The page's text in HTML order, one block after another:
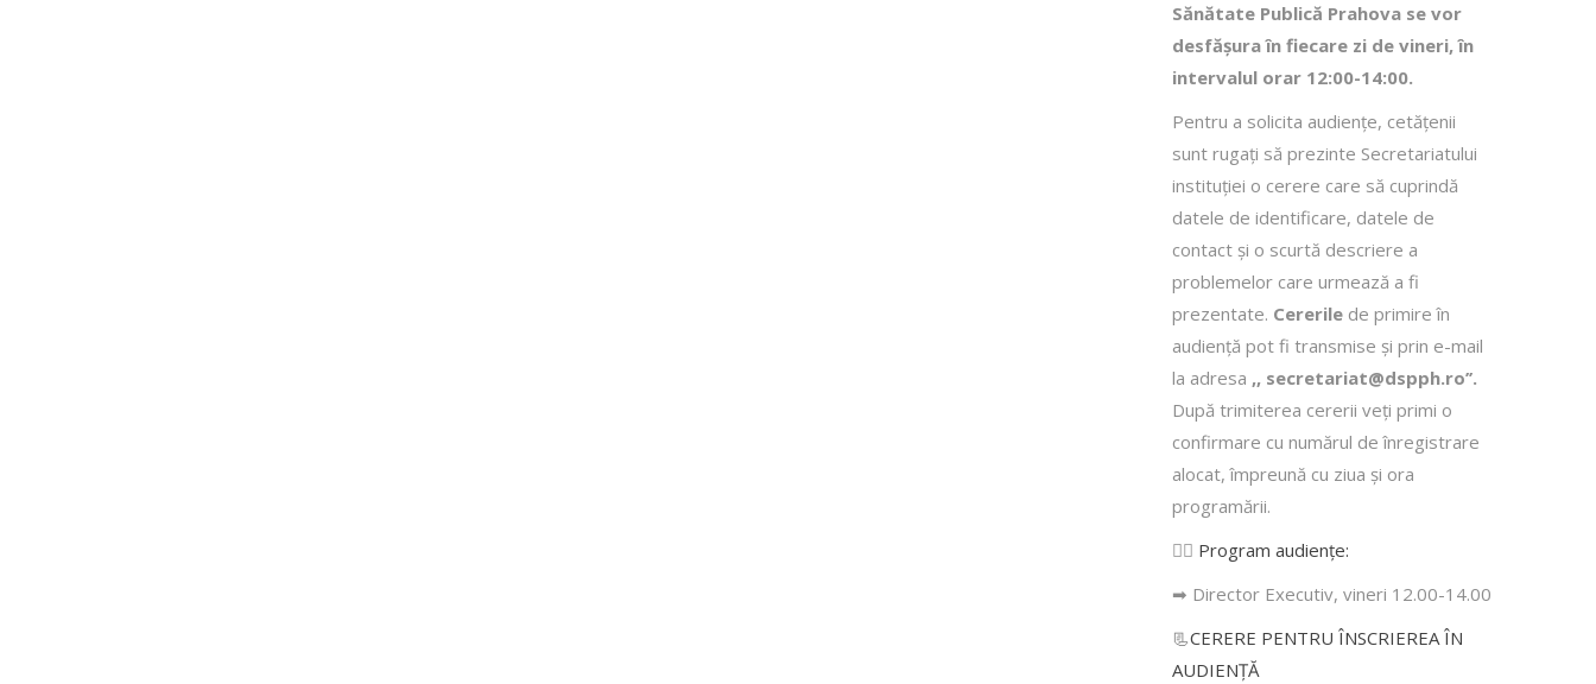
Sănătate Publică Prahova se vor
desfăşura în fiecare zi de vineri, în
intervalul orar 12:00-14:00.
Pentru a solicita audienţe, cetăţenii
sunt rugaţi să prezinte Secretariatului
instituției o cerere care să cuprindă
datele de identificare, datele de
contact şi o scurtă descriere a
problemelor care urmează a fi
prezentate. Cererile de primire în
audienţă pot fi transmise şi prin e-mail
la adresa ,, secretariat@dspph.ro’’.
După trimiterea cererii veţi primi o
confirmare cu numărul de înregistrare
alocat, împreună cu ziua şi ora
programării.
👩‍⚕️ Program audiențe:
➡ Director Executiv, vineri 12.00-14.00
📃CERERE PENTRU ÎNSCRIEREA ÎN
AUDIENŢĂ